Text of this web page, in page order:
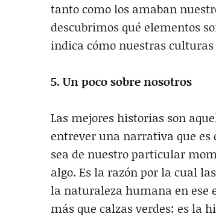
tanto como los amaban
descubrimos qué elementos
indica cómo nuestras
5. Un poco sobre nosotros
Las mejores historias son
entrever una narrativa que
sea de nuestro particular
algo. Es la razón por la cual
la naturaleza humana en ese
más que calzas verdes: es la